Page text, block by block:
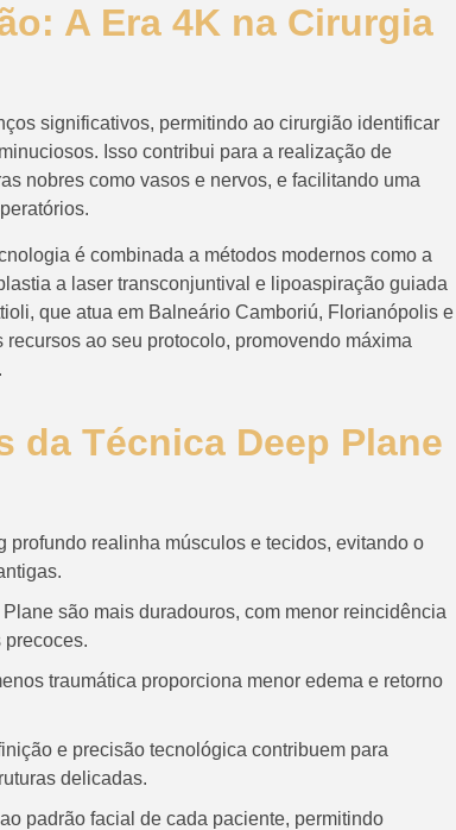
A Era 4K na Cirurgia
significativos, permitindo ao cirurgião identificar
Isso contribui para a realização de
nobres como vasos e nervos, e facilitando uma
é combinada a métodos modernos como a
a laser transconjuntival e lipoaspiração guiada
que atua em Balneário Camboriú, Florianópolis e
ao seu protocolo, promovendo máxima
da Técnica Deep Plane
profundo realinha músculos e tecidos, evitando o
são mais duradouros, com menor reincidência
traumática proporciona menor edema e retorno
e precisão tecnológica contribuem para
delicadas.
padrão facial de cada paciente, permitindo